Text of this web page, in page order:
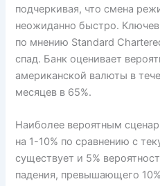
подчеркивая, что смена
неожиданно быстро.
по мнению Standard
спад. Банк оценивает
американской валюты в
месяцев в 65%.
Наиболее вероятным
на 1-10% по сравнению с
существует и 5%
падения, превышающего